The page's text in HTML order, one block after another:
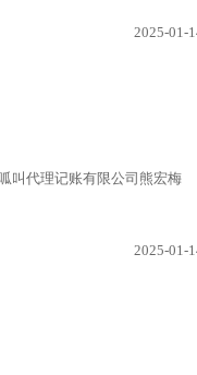
2025-01-
叫代理记账有限公司熊宏梅
2025-01-